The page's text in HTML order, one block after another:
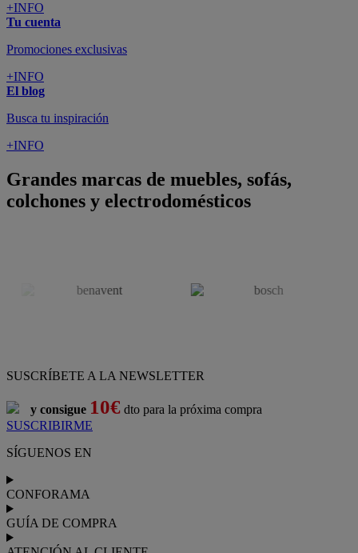
+INFO
Tu cuenta
Promociones exclusivas
+INFO
El blog
Busca tu inspiración
+INFO
Grandes marcas de muebles, sofás,
colchones y electrodomésticos
SUSCRÍBETE A LA NEWSLETTER
y consigue 10€ dto para la próxima compra
SUSCRIBIRME
SÍGUENOS EN
CONFORAMA
GUÍA DE COMPRA